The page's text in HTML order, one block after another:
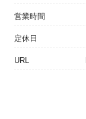
営業時間
定休日
URL